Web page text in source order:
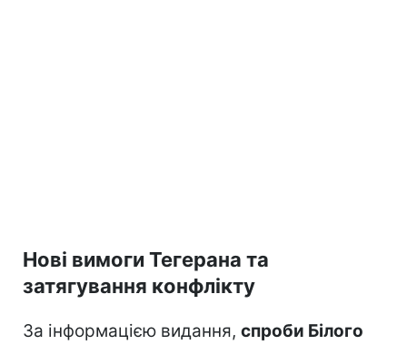
Нові вимоги Тегерана та
затягування конфлікту
За інформацією видання, спроби Білого